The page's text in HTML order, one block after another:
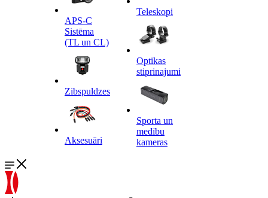
APS-C
Sistēma
(TL un CL)
Zibspuldzes
Aksesuāri
Teleskopi
Optikas
stiprinajumi
Sporta un
medību
kameras